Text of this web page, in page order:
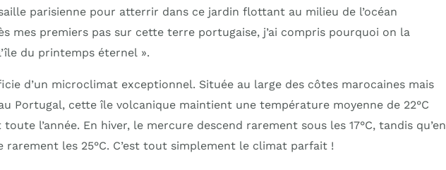
parisienne pour atterrir dans ce jardin flottant au milieu de l’océan
mes premiers pas sur cette terre portugaise, j’ai compris pourquoi on la
du printemps éternel ».
d’un microclimat exceptionnel. Située au large des côtes marocaines mais
Portugal, cette île volcanique maintient une température moyenne de 22°C
l’année. En hiver, le mercure descend rarement sous les 17°C, tandis qu’en
rarement les 25°C. C’est tout simplement le climat parfait !